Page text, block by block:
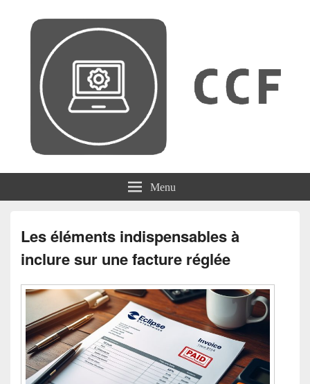
CCF Menu
Les éléments indispensables à
inclure sur une facture réglée